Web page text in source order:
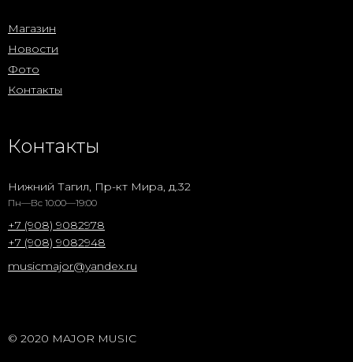
Магазин
Новости
Фото
Контакты
Контакты
Нижний Тагил, Пр-кт Мира, д.32
Пн—Вс 10:00—19:00
+7 (908) 9082978
+7 (908) 9082948
musicmajor@yandex.ru
© 2020 MAJOR MUSIC